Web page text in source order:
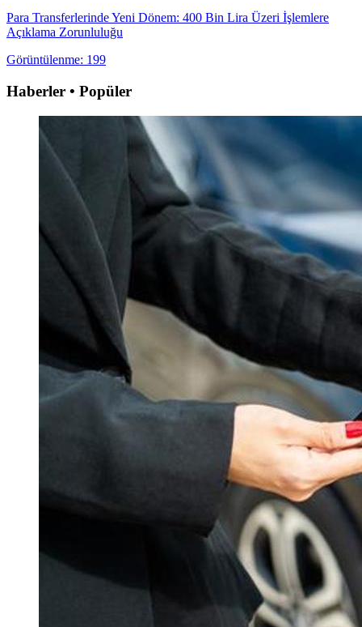
Para Transferlerinde Yeni Dönem: 400 Bin Lira Üzeri İşlemlere
Açıklama Zorunluluğu
Görüntülenme: 199
Haberler • Popüler